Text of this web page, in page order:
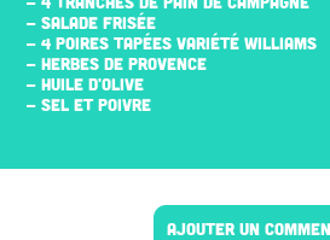
- SALADE FRISÉE
- 4 POIRES TAPÉES VARIÉTÉ WILLIAMS
- HERBES DE PROVENCE
- HUILE D'OLIVE
- SEL ET POIVRE
AJOUTER UN